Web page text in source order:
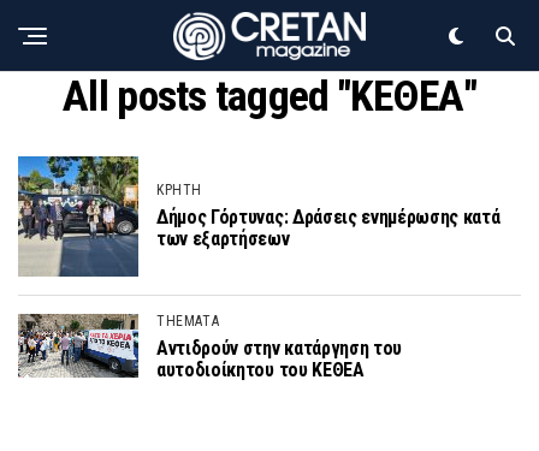
All posts tagged "ΚΕΘΕΑ"
ΚΡΗΤΗ
Δήμος Γόρτυνας: Δράσεις ενημέρωσης κατά
των εξαρτήσεων
THEMATA
Αντιδρούν στην κατάργηση του
αυτοδιοίκητου του ΚΕΘΕΑ